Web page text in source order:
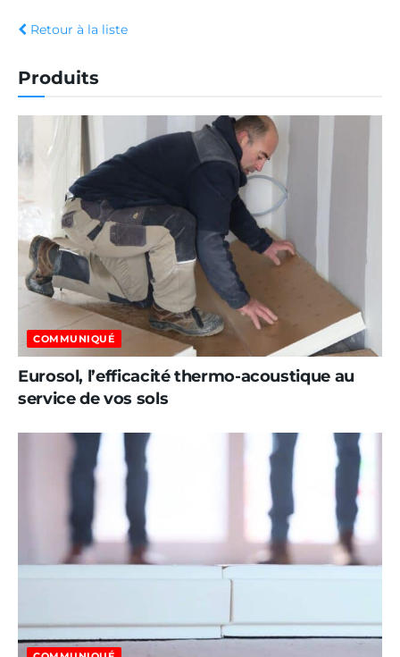
Retour à la liste
Produits
COMMUNIQUÉ
Eurosol, l’efficacité thermo-acoustique au
service de vos sols